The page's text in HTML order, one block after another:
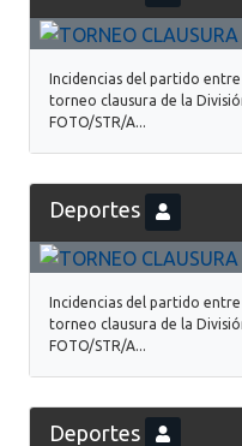
Incidencias del partido
torneo clausura de la
FOTO/STR/A...
Deportes
Incidencias del partido
torneo clausura de la
FOTO/STR/A...
Deportes